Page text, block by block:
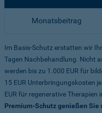
Monatsbeitrag
Im Basis-Schutz erstatten wir
Tagen Nachbehandlung. Nicht
werden bis zu 1.000 EUR für
15 EUR Unterbringungskosten
EUR für regenerative
Premium-Schutz genießen